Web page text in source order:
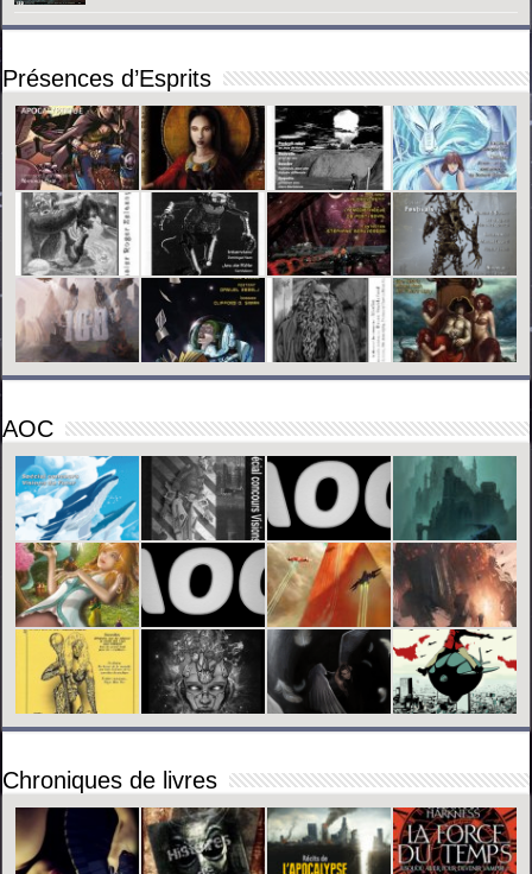
Présences d’Esprits
AOC
Chroniques de livres